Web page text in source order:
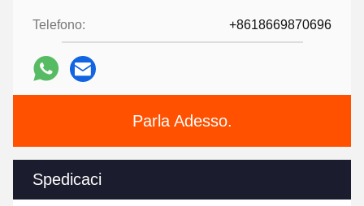
Telefono: +8618669870696
Parla Adesso.
Spedicaci